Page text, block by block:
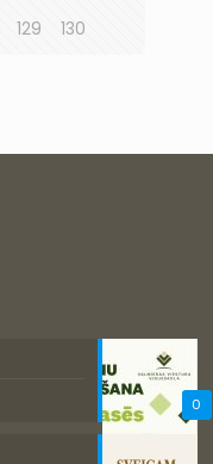
129 130
0